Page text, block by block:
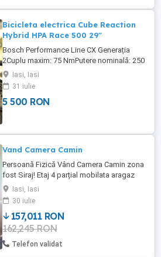
Bicicleta electrica Cube Reaction
Hybrid HPA Race 500 29"
Bosch Performance Line CX Generația
2Cuplu maxim: 75 NmPutere nominală: 250
w Baterie: Bosch PowerPack Transmisie și
Schimbătoare Shimano Deore XT Speed
Box Far 10000mA....
Iasi, Iasi
31 iulie
5 500 RON
Vand Camera Camin
Persoană Fizică Vând Camera Camin zona
fost Siraj! Etaj 4 parțial mobilata aragaz
frigider masina spalat aer conditionat! 17
metri utili! Det la telefon!
Iasi, Iasi
30 iulie
157,011 RON
162,245 RON
Telefon validat